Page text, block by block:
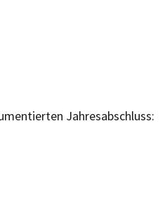
Jahresabschluss: